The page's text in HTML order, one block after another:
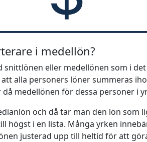
i medellön?
snittlönen eller medellönen som i
alla personers löner summeras
medellönen för dessa personer i
och då tar man den lön som
högst i en lista. Många yrken
justerad upp till heltid för att